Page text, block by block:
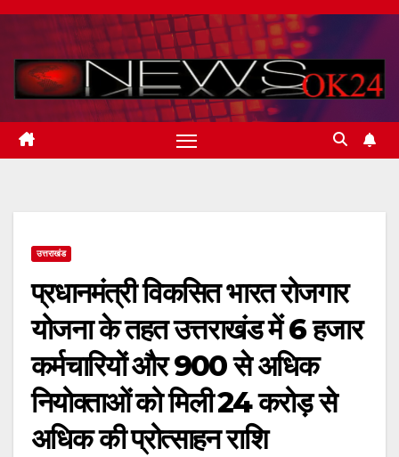
Skip
content
उत्तराखंड
प्रधानमंत्री विकसित भारत रोजगार
योजना के तहत उत्तराखंड में 6 हजार
कर्मचारियों और 900 से अधिक
नियोक्ताओं को मिली ₹24 करोड़ से
अधिक की प्रोत्साहन राशि